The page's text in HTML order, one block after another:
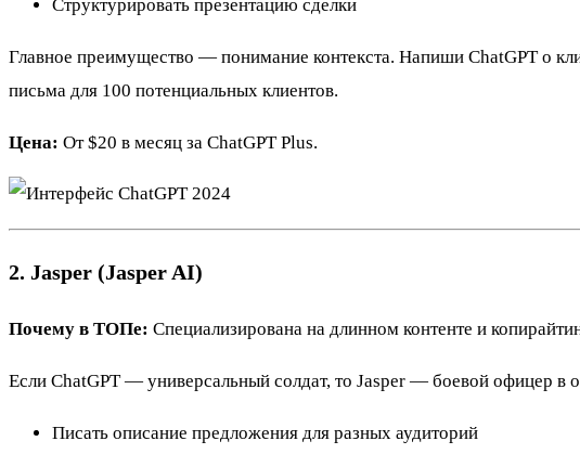
Структурировать презентацию сделки
Главное преимущество — понимание контекста. Напиши ChatGPT о
письма для 100 потенциальных клиентов.
Цена: От $20 в месяц за ChatGPT Plus.
2. Jasper (Jasper AI)
Почему в ТОПе: Специализирована на длинном контенте и
Если ChatGPT — универсальный солдат, то Jasper — боевой офицер в
Писать описание предложения для разных аудиторий